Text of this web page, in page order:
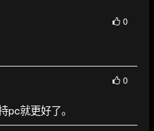
0
0
pc就更好了。